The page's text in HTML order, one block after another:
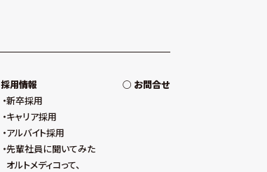
採用情報
新卒採用
キャリア採用
アルバイト採用
先輩社員に聞いてみた
オルトメディコって、
お問合せ